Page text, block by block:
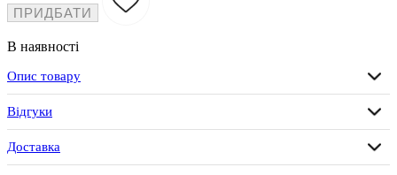
ПРИДБАТИ
В наявності
Опис товару
Відгуки
Доставка